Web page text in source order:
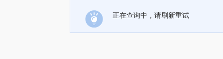
正在查询中，请刷新重试